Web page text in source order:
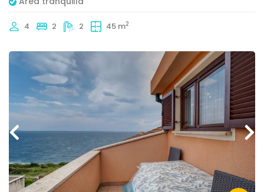
4 2 2 45 m2